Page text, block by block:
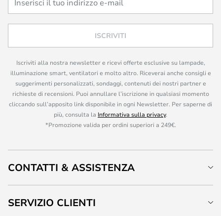
ISCRIVITI
Iscriviti alla nostra newsletter e ricevi offerte esclusive su lampade,
illuminazione smart, ventilatori e molto altro. Riceverai anche consigli e
suggerimenti personalizzati, sondaggi, contenuti dei nostri partner e
richieste di recensioni. Puoi annullare l’iscrizione in qualsiasi momento
cliccando sull’apposito link disponibile in ogni Newsletter. Per saperne di
più, consulta la Informativa sulla privacy.
*Promozione valida per ordini superiori a 249€.
CONTATTI & ASSISTENZA
SERVIZIO CLIENTI